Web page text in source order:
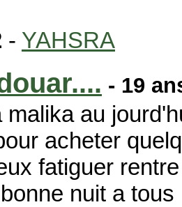
- YAHSRA
- 19
malika au
acheter
fatiguer
nuit a